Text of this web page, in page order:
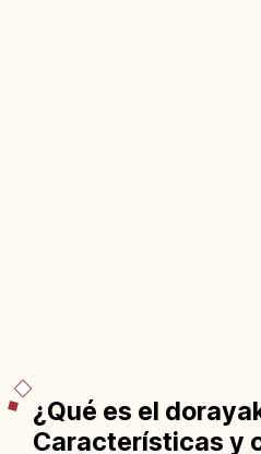
¿Qué es el
Características y